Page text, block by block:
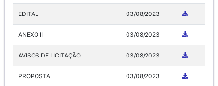
EDITAL 03/08/2023
ANEXO II 03/08/2023
AVISOS DE LICITAÇÃO 03/08/2023
PROPOSTA 03/08/2023